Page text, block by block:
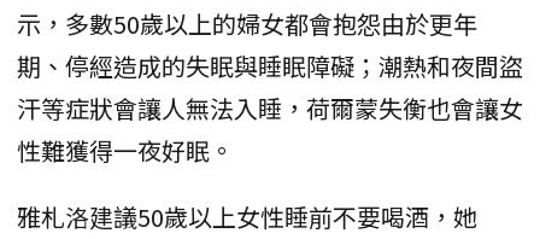
示，多數50歲以上的婦女都會抱怨由於更年
期、停經造成的失眠與睡眠障礙；潮熱和夜間盜
汗等症狀會讓人無法入睡，荷爾蒙失衡也會讓女
性難獲得一夜好眠。
雅札洛建議50歲以上女性睡前不要喝酒，她